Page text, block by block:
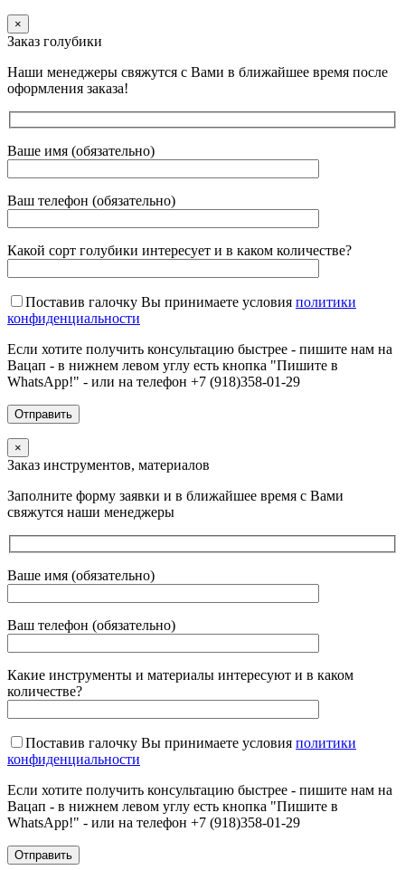
×
Заказ голубики
Наши менеджеры свяжутся с Вами в ближайшее время после
оформления заказа!
Ваше имя (обязательно)
Ваш телефон (обязательно)
Какой сорт голубики интересует и в каком количестве?
Поставив галочку Вы принимаете условия политики
конфиденциальности
Если хотите получить консультацию быстрее - пишите нам на
Вацап - в нижнем левом углу есть кнопка "Пишите в
WhatsApp!" - или на телефон +7 (918)358-01-29
×
Заказ инструментов, материалов
Заполните форму заявки и в ближайшее время с Вами
свяжутся наши менеджеры
Ваше имя (обязательно)
Ваш телефон (обязательно)
Какие инструменты и материалы интересуют и в каком
количестве?
Поставив галочку Вы принимаете условия политики
конфиденциальности
Если хотите получить консультацию быстрее - пишите нам на
Вацап - в нижнем левом углу есть кнопка "Пишите в
WhatsApp!" - или на телефон +7 (918)358-01-29